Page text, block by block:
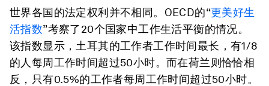
世界各国的法定权利并不相同。OECD的“更美好生
活指数”考察了20个国家中工作生活平衡的情况。
该指数显示，土耳其的工作者工作时间最长，有1/8
的人每周工作时间超过50小时。而在荷兰则恰恰相
反，只有0.5%的工作者每周工作时间超过50小时。